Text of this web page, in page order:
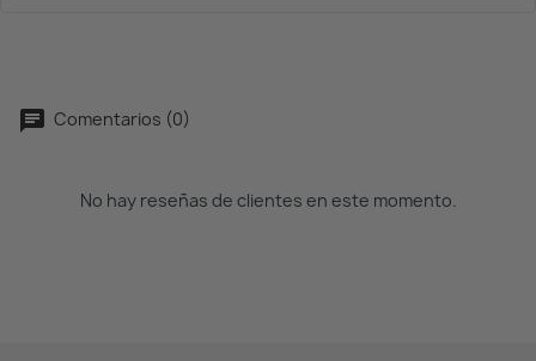
Comentarios (0)
No hay reseñas de clientes en este momento.